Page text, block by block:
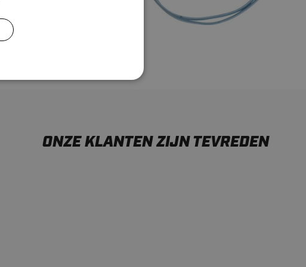
ONZE KLANTEN ZIJN TEVREDEN